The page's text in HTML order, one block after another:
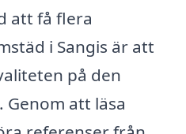
att få flera
i Sangis är att
på den
Genom att läsa